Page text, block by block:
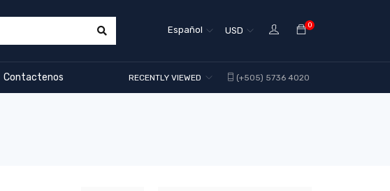
0
USD
Español
Contactenos (+505) 5736 4020
RECENTLY VIEWED